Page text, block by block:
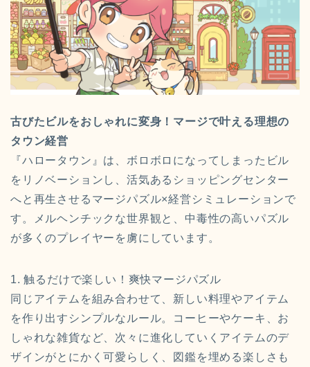
古びたビルをおしゃれに変身！マージで叶える理想の
タウン経営
『ハロータウン』は、ボロボロになってしまったビル
をリノベーションし、活気あるショッピングセンター
へと再生させるマージパズル×経営シミュレーションで
す。メルヘンチックな世界観と、中毒性の高いパズル
が多くのプレイヤーを虜にしています。
1. 触るだけで楽しい！爽快マージパズル
同じアイテムを組み合わせて、新しい料理やアイテム
を作り出すシンプルなルール。コーヒーやケーキ、お
しゃれな雑貨など、次々に進化していくアイテムのデ
ザインがとにかく可愛らしく、図鑑を埋める楽しさも